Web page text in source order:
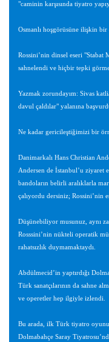
"caminin karşısında tiyatro
Osmanlı hoşgörüsüne ilişkin
Rossini’nin dinsel eseri "Stabat
sahnelendi ve hiçbir tepki
Yazmak zorundayım: Sivas
davul çaldılar" yalanına
Ne kadar gericileştiğimizi bir
Danimarkalı Hans Christian
Andersen de İstanbul’u ziyaret
bandoların belirli aralıklarla
çalıyordu dersiniz; Rossini’nin
Düşünebiliyor musunuz, aynı
Rosssini’nin nükteli operatik
rahatsızlık duymamaktaydı.
Abdülmecid’in yaptırdığı
Türk sanatçılarının da sahne
ve operetler hep ilgiyle izlendi.
Bu arada, ilk Türk tiyatro
Dolmabahçe Saray